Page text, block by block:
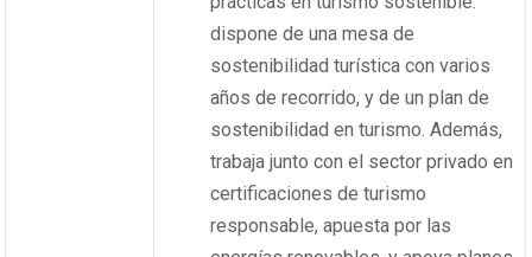
dispone de una mesa de
sostenibilidad turística con varios
años de recorrido, y de un plan de
sostenibilidad en turismo. Además,
trabaja junto con el sector privado en
certificaciones de turismo
responsable, apuesta por las